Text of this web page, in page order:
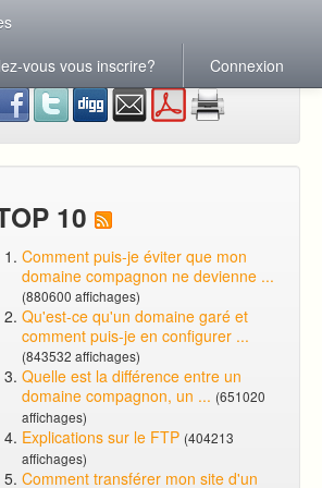
vous vous inscrire?
Connexion
10
Comment puis-je éviter que mon
domaine compagnon ne devienne ...
(880600 affichages)
Qu'est-ce qu'un domaine garé et
comment puis-je en configurer ...
(843532 affichages)
Quelle est la différence entre un
domaine compagnon, un ... (651020
affichages)
Explications sur le FTP (404213
affichages)
Comment transférer mon site d'un